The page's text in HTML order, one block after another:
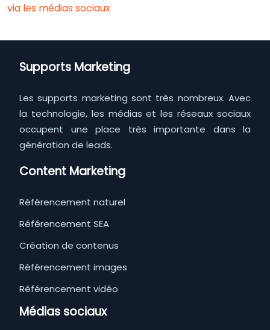
via les médias sociaux
Supports Marketing
Les supports marketing sont très nombreux. Avec
la technologie, les médias et les réseaux sociaux
occupent une place très importante dans la
génération de leads.
Content Marketing
Référencement naturel
Référencement SEA
Création de contenus
Référencement images
Référencement vidéo
Médias sociaux